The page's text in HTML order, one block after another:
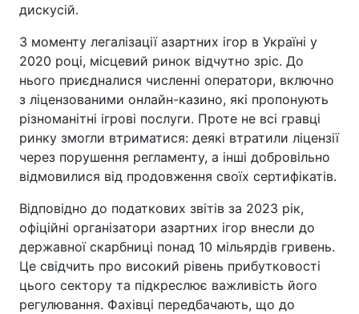
дискусій.
З моменту легалізації азартних ігор в Україні у
2020 році, місцевий ринок відчутно зріс. До
нього приєдналися численні оператори, включно
з ліцензованими онлайн-казино, які пропонують
різноманітні ігрові послуги. Проте не всі гравці
ринку змогли втриматися: деякі втратили ліцензії
через порушення регламенту, а інші добровільно
відмовилися від продовження своїх сертифікатів.
Відповідно до податкових звітів за 2023 рік,
офіційні організатори азартних ігор внесли до
державної скарбниці понад 10 мільярдів гривень.
Це свідчить про високий рівень прибутковості
цього сектору та підкреслює важливість його
регулювання. Фахівці передбачають, що до